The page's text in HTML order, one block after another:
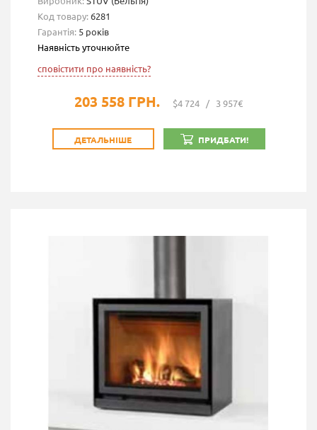
Код товару:6281
Гарантія: 5 років
Наявність уточнюйте
сповістити про наявність?
203 558 ГРН. $4 724 / 3 957€
ДЕТАЛЬНІШЕ ПРИДБАТИ!